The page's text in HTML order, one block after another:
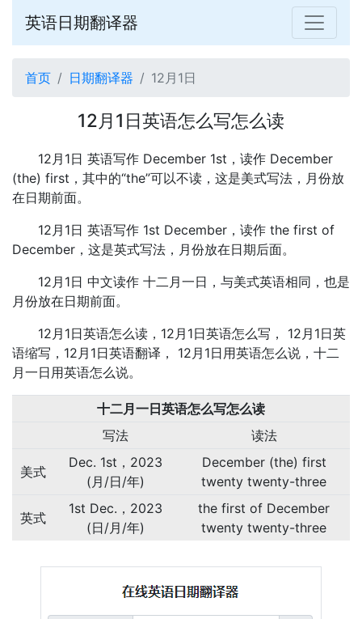
英语日期翻译器
首页 日期翻译器 12月1日
12月1日英语怎么写怎么读
12月1日 英语写作 December 1st，读作 December
(the) first，其中的“the”可以不读，这是美式写法，月份放
在日期前面。
12月1日 英语写作 1st December，读作 the first of
December，这是英式写法，月份放在日期后面。
12月1日 中文读作 十二月一日，与美式英语相同，也是
月份放在日期前面。
12月1日英语怎么读，12月1日英语怎么写， 12月1日英
语缩写，12月1日英语翻译， 12月1日用英语怎么说，十二
月一日用英语怎么说。
十二月一日英语怎么写怎么读
写法
读法
美式
Dec. 1st，2023
(月/日/年)
December (the) first
twenty twenty-three
英式
1st Dec.，2023
(日/月/年)
the first of December
twenty twenty-three